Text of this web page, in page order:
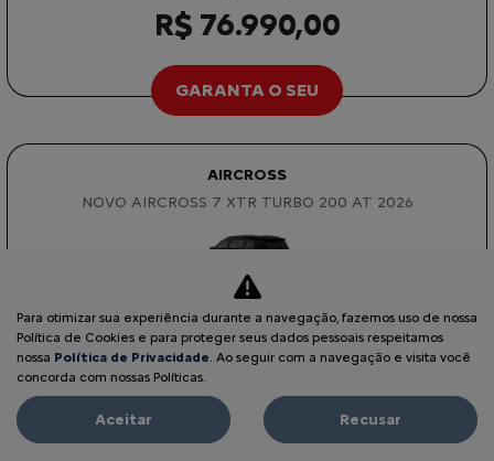
R$ 76.990,00
GARANTA O SEU
AIRCROSS
NOVO AIRCROSS 7 XTR TURBO 200 AT 2026
VAREJO
Para otimizar sua experiência durante a navegação, fazemos uso de nossa
Política de Cookies e para proteger seus dados pessoais respeitamos
nossa Política de Privacidade. Ao seguir com a navegação e visita você
concorda com nossas Políticas.
Aceitar Recusar